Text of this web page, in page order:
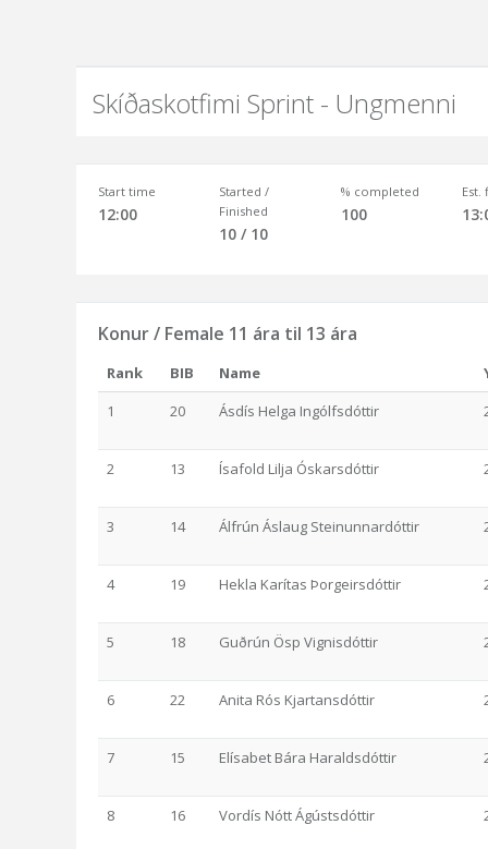
Skíðaskotfimi Sprint - Ungmenni
Start time
12:00
Started /
Finished
10 / 10
% completed
100
Est.
Konur / Female 11 ára til 13 ára
Rank BIB Name
1
20 Ásdís Helga Ingólfsdóttir
2 13 Ísafold Lilja Óskarsdóttir
3 14 Álfrún Áslaug Steinunnardóttir
4 19 Hekla Karítas Þorgeirsdóttir
5 18 Guðrún Ösp Vignisdóttir
6 22 Anita Rós Kjartansdóttir
7 15 Elísabet Bára Haraldsdóttir
8 16 Vordís Nótt Ágústsdóttir